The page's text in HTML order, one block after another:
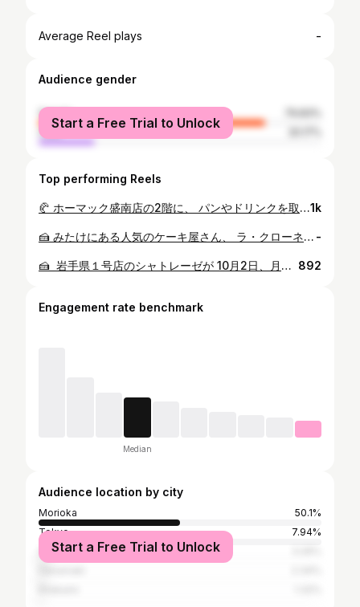
Average Reel plays -
Audience gender
female
male
Start a Free Trial to Unlock
Top performing Reels
🥐 ホーマック盛南店の2階に、 パンやドリンクを取り扱うカフェがオープン。 3月にオープンした様ですね。 既に何度かお世話になっていますが、 毎回あんこ入りのクロワッサンを買ってしまうため 他のメニューが試せていません…(笑) 座って食べられるスペースも お店の向かい側にあるので、 買い物ついでにフラッと立ち寄れます。 100円ソフトクリームも気になるところ。 買い物にちょっと疲れた時などに 休憩してみてはいかがでしょうか。 （もちろんテイクアウト可能です！） [ ベンベンカフェ （BEN BEN CAFE） ] 盛岡市向中野7丁目16番77号 DCM ホーマック盛南店２階 ◆営業時間 10:00〜18:00 --------------------------------------------------------------- #もりもり盛岡 #盛岡市 #盛岡 #盛岡グルメ #盛岡ランチ #盛岡カフェ #盛岡テイクアウト #ホーマック #Homac #ホーマック盛南店 #盛岡クロワッサン #morioka #盛岡パン屋 #盛岡スウィーツ #盛岡スイーツ1k
🍰⁡ みたけにある人気のケーキ屋さん、⁡ ラ・クローネ(La krone)に⁡ 2週連続でお邪魔しました。⁡ ⁡ 午後に行ったせいか⁡ 駐車場も空いていましたが、⁡ 土日の開店直後は混んでいました。⁡ ⁡ 前回は、ショートケーキとチーズケーキ。⁡ 今回は、和栗のモンブランと⁡ ガトーショコラを購入。⁡ ⁡ チーズケーキは土曜日限定とのこと。⁡ （癖になる美味しさ！）⁡ ⁡ 全部美味しかったので、⁡ 全種類制覇するつもりで⁡ 近々また伺わせていただこうと思います。⁡ ⁡ ⁡ [ ラ・クローネ(La krone) ]⁡ 岩手県盛岡市みたけ5-11-29⁡ ⁡ ◆営業時間 11:00～18:30⁡ ◆定休日 水曜日・木曜日不定休⁡ ◆電話番号 019-641-2843⁡ ⁡ ⁡ ---------------------------------------------------------------���⁡ #もりもり盛岡 #盛岡市 #盛岡 #盛岡グルメ #盛岡ランチ #盛岡ケーキ #盛岡ケーキ屋 #岩手スウィーツ #盛岡スウィーツ #盛岡スイーツ #岩手スイーツ #morioka #ケーキ屋 #みたけケーキ屋 -
🍰 岩手県１号店のシャトレーゼが 10月2日、月が丘にオープンしました。 オープン翌日の土曜日ということもあり 長蛇の列を予想して行きましたが、 思った程混んでおらず5分程で店内に。 ケーキ、洋菓子、和菓子、 焼き菓子、アイスはもちろんのこと、 ワインまで購入可能なのには ちょっと驚きました。 手土産や自宅用に 気軽につかえる価格帯なので、 活用する機会が増えそうな予感です。 [ シャトレーゼ 盛岡月が丘店 ] 盛岡市月が丘2丁目8番７号 ◆TEL 019-681-3045 ◆営業時間 9:00～21:00 ◆定休日 年中無休 --------------------------------------------------------------- #もりもり盛岡 #盛岡市 #盛岡 #盛岡グルメ #盛岡シャトレーゼ #シャトレーゼ #月ケ丘シャトレーゼ #盛岡ウイーツ #盛岡スウィーツ #スイーツ好き #スイーツ好きな人と繋がりたい #シャトレーゼ好きな人と繋がりたい #月ケ丘 #月が丘 892
Engagement rate benchmark
Median
Audience location by city
Morioka
50.1%
Tokyo
7.94%
Sendai
Start a Free Trial to Unlock